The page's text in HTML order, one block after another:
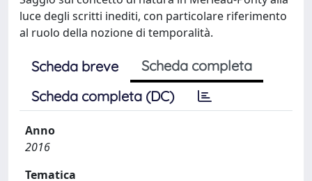
luce degli scritti inediti, con particolare riferimento
al ruolo della nozione di temporalità.
Scheda breve
Scheda completa
Scheda completa (DC)
Anno
2016
Tematica